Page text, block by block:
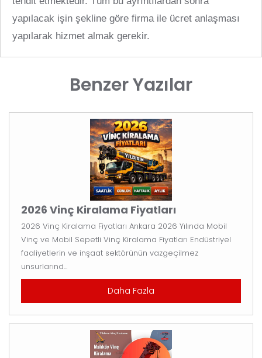
yapılacak işin şekline göre firma ile ücret anlaşması
yapılarak hizmet almak gerekir.
Benzer Yazılar
2026 Vinç Kiralama Fiyatları
2026 Vinç Kiralama Fiyatları Ankara 2026 Yılında Mobil
Vinç ve Mobil Sepetli Vinç Kiralama Fiyatları Endüstriyel
faaliyetlerin ve inşaat sektörünün vazgeçilmez
unsurlarınd...
Daha Fazla